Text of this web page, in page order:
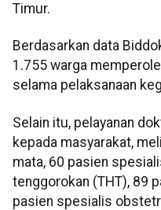
Timur.
Berdasarkan data
1.755 warga
selama pelaksanaan
Selain itu, pelayanan
kepada masyarakat,
mata, 60 pasien
tenggorokan (THT), 89
pasien spesialis